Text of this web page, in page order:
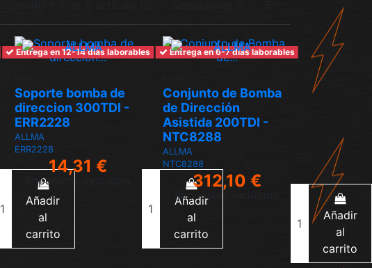
Añadir
al
carrito
Entrega en 12-14 dias laborables
Soporte bomba de
direccion 300TDI -
ERR2228
ALLMA
ERR2228
14,31 €
Impuestos incluidos
Añadir
al
carrito
Entrega en 6-7 días laborables
Conjunto de Bomba
de Dirección
Asistida 200TDI -
NTC8288
ALLMA
NTC8288
312,10 €
Impuestos incluidos
Añadir
al
carrito